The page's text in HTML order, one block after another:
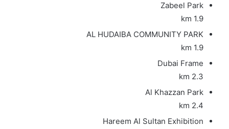
Zabeel Park
1.9 km
AL HUDAIBA COMMUNITY PARK
1.9 km
Dubai Frame
2.3 km
Al Khazzan Park
2.4 km
Hareem Al Sultan Exhibition